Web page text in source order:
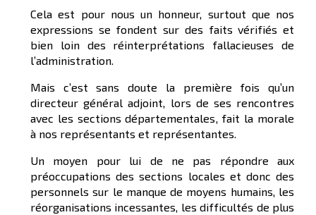
Cela est pour nous un honneur, surtout que nos
expressions se fondent sur des faits vérifiés et
bien loin des réinterprétations fallacieuses de
l’administration.
Mais c’est sans doute la première fois qu’un
directeur général adjoint, lors de ses rencontres
avec les sections départementales, fait la morale
à nos représentants et représentantes.
Un moyen pour lui de ne pas répondre aux
préoccupations des sections locales et donc des
personnels sur le manque de moyens humains, les
réorganisations incessantes, les difficultés de plus